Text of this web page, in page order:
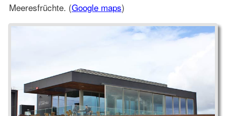
Meeresfrüchte. (Google maps)